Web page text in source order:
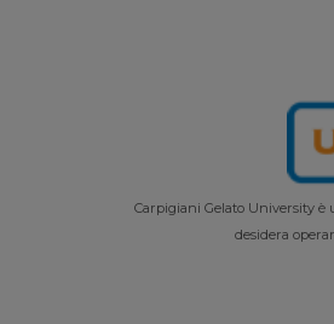
Carpigiani Gelato University
desidera